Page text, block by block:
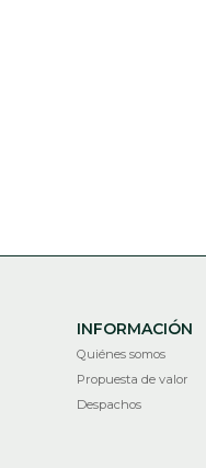
INFORMACIÓN
Quiénes somos
Propuesta de valor
Despachos